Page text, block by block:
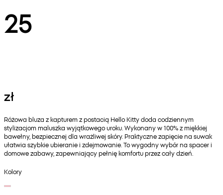
25
zł
Różowa bluza z kapturem z postacią Hello Kitty doda codziennym
stylizacjom maluszka wyjątkowego uroku. Wykonany w 100% z miękkiej
bawełny, bezpiecznej dla wrażliwej skóry. Praktyczne zapięcie na suwak
ułatwia szybkie ubieranie i zdejmowanie. To wygodny wybór na spacer i
domowe zabawy, zapewniający pełnię komfortu przez cały dzień.
Kolory